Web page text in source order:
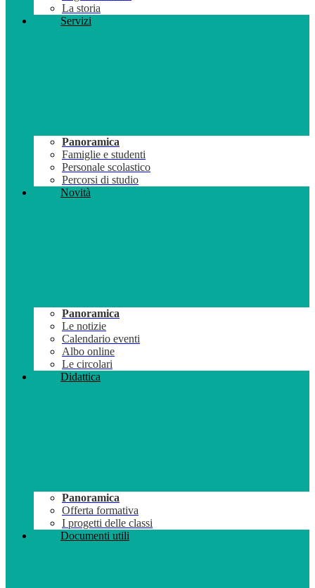
La storia
Servizi
Panoramica
Famiglie e studenti
Personale scolastico
Percorsi di studio
Novità
Panoramica
Le notizie
Calendario eventi
Albo online
Le circolari
Didattica
Panoramica
Offerta formativa
I progetti delle classi
Documenti utili